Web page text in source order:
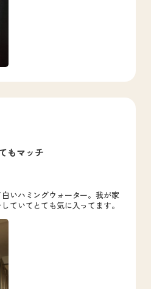
もマッチ
いハミングウォーター。我が家
ていてとても気に入ってます。